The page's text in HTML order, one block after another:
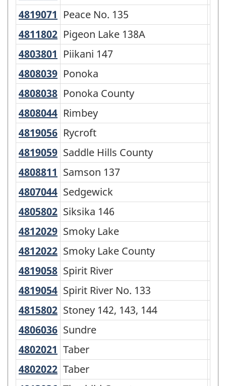
4819071 Peace No. 135
Peace No. 135
4811802 Pigeon Lake 138A
Pigeon Lake 138A
4803801 Piikani 147
Piikani 147
4808039 Ponoka
Ponoka
4808038 Ponoka County
Ponoka County
4808044 Rimbey
Rimbey
4819056 Rycroft
Rycroft
4819059 Saddle Hills County
Saddle Hills County
4808811 Samson 137
Samson 137
4807044 Sedgewick
Sedgewick
4805802 Siksika 146
Siksika 146
4812029 Smoky Lake
Smoky Lake
4812022 Smoky Lake County
Smoky Lake County
4819058 Spirit River
Spirit River
4819054 Spirit River No. 133
Spirit River No. 133
4815802 Stoney 142, 143, 144
Stoney 142, 143, 144
4806036 Sundre
Sundre
4802021 Taber
Taber
4802022 Taber
Taber